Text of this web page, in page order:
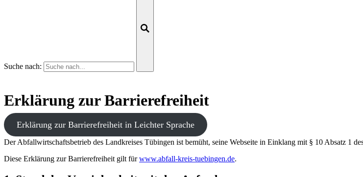
Suche nach:
Erklärung zur Barrierefreiheit
Erklärung zur Barrierefreiheit in Leichter Sprache
Der Abfallwirtschaftsbetrieb des Landkreises Tübingen ist bemüht, seine Webseite in Einklang mit § 10 Absatz 1
Diese Erklärung zur Barrierefreiheit gilt fürwww.abfall-kreis-tuebingen.de.